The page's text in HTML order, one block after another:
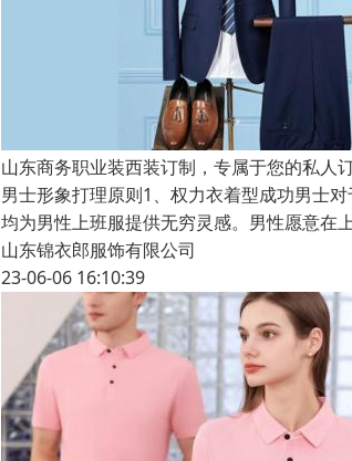
山东商务职业装西装订制，专属于您的私人
男士形象打理原则1、权力衣着型成功男士
均为男性上班服提供无穷灵感。男性愿意在
山东锦衣郎服饰有限公司
23-06-06 16:10:39